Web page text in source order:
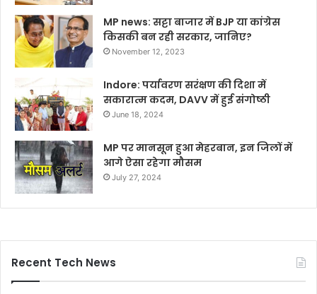
MP news: सट्टा बाजार में BJP या कांग्रेस
किसकी बन रही सरकार, जानिए?
November 12, 2023
Indore: पर्यावरण सरंक्षण की दिशा में
सकारात्म कदम, DAVV में हुई संगोष्ठी
June 18, 2024
MP पर मानसून हुआ मेहरबान, इन जिलों में
आगे ऐसा रहेगा मौसम
July 27, 2024
Recent Tech News